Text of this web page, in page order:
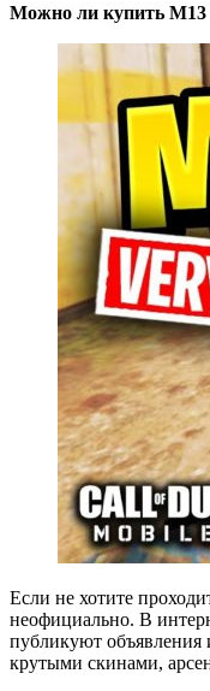
Можно ли купить М13
Если не хотите
неофициально. В
публикуют объявления
крутыми скинами,